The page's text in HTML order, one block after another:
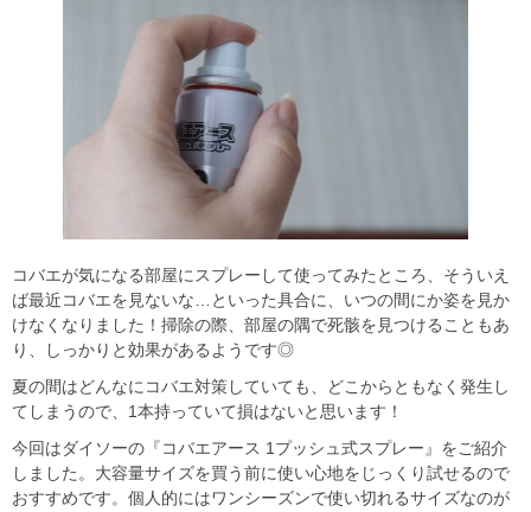
コバエが気になる部屋にスプレーして使ってみたところ、そういえ
ば最近コバエを見ないな…といった具合に、いつの間にか姿を見か
けなくなりました！掃除の際、部屋の隅で死骸を見つけることもあ
り、しっかりと効果があるようです◎
夏の間はどんなにコバエ対策していても、どこからともなく発生し
てしまうので、1本持っていて損はないと思います！
今回はダイソーの『コバエアース 1プッシュ式スプレー』をご紹介
しました。大容量サイズを買う前に使い心地をじっくり試せるので
おすすめです。個人的にはワンシーズンで使い切れるサイズなのが